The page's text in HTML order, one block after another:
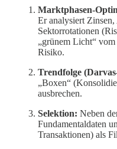
Marktphasen-
Er analysiert
Sektorrotationen
„grünem Licht“
Risiko.
Trendfolge
„Boxen“
ausbrechen.
Selektion: Neben
Fundamentaldaten
Transaktionen) als